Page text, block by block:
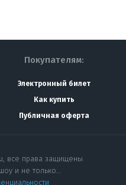
Покупателям:
Электронный билет
Как купить
Публичная оферта
все права защищены
и не только…